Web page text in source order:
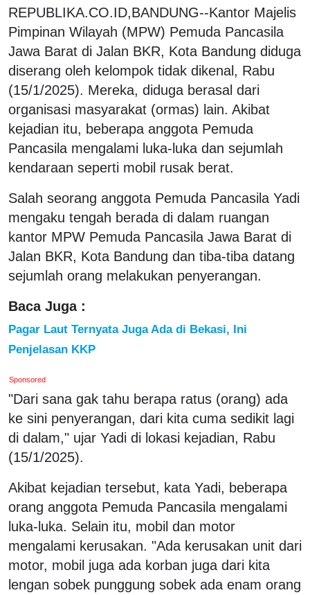
REPUBLIKA.CO.ID,BANDUNG--Kantor Majelis
Pimpinan Wilayah (MPW) Pemuda Pancasila
Jawa Barat di Jalan BKR, Kota Bandung diduga
diserang oleh kelompok tidak dikenal, Rabu
(15/1/2025). Mereka, diduga berasal dari
organisasi masyarakat (ormas) lain. Akibat
kejadian itu, beberapa anggota Pemuda
Pancasila mengalami luka-luka dan sejumlah
kendaraan seperti mobil rusak berat.
Salah seorang anggota Pemuda Pancasila Yadi
mengaku tengah berada di dalam ruangan
kantor MPW Pemuda Pancasila Jawa Barat di
Jalan BKR, Kota Bandung dan tiba-tiba datang
sejumlah orang melakukan penyerangan.
Baca Juga :
Pagar Laut Ternyata Juga Ada di Bekasi, Ini
Penjelasan KKP
Sponsored
"Dari sana gak tahu berapa ratus (orang) ada
ke sini penyerangan, dari kita cuma sedikit lagi
di dalam," ujar Yadi di lokasi kejadian, Rabu
(15/1/2025).
Akibat kejadian tersebut, kata Yadi, beberapa
orang anggota Pemuda Pancasila mengalami
luka-luka. Selain itu, mobil dan motor
mengalami kerusakan. "Ada kerusakan unit dari
motor, mobil juga ada korban juga dari kita
lengan sobek punggung sobek ada enam orang